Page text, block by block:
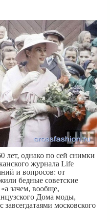
лет, однако по сей снимки
журнала Life
и вопросов: от
бедные советские
зачем, вообще,
Дома моды,
московского